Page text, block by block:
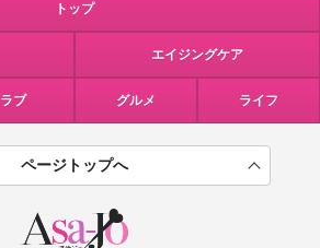
トップ
エイジングケア
ラブ グルメ ライフ
ページトップへ